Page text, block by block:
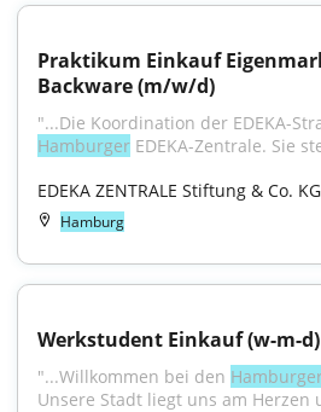
Praktikum Einkauf
Backware (m/w/d)
Hamburger EDEKA-Zentrale. Sie
EDEKA ZENTRALE Stiftung & Co. KG
Hamburg
Werkstudent Einkauf (w-m-d)
"...Willkommen bei den
Unsere Stadt liegt uns am Herzen